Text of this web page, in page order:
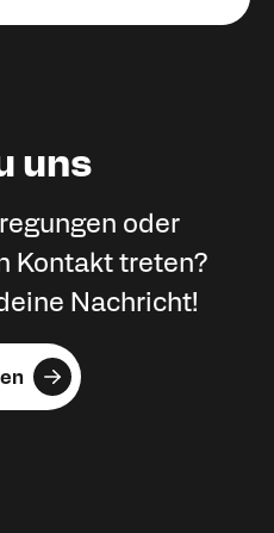
uns
oder
Kontakt treten?
Nachricht!